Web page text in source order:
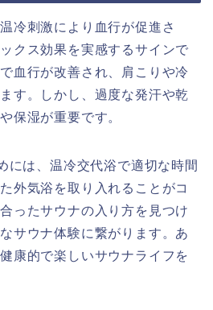
冷刺激により血行が促進さ
クス効果を実感するサインで
血行が改善され、肩こりや冷
す。しかし、過度な発汗や乾
保湿が重要です。
には、温冷交代浴で適切な時間
外気浴を取り入れることがコ
ったサウナの入り方を見つけ
サウナ体験に繋がります。あ
康的で楽しいサウナライフを